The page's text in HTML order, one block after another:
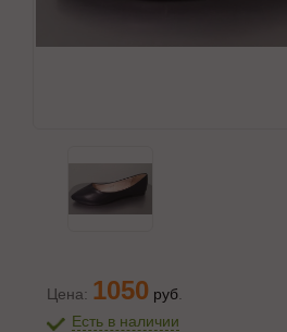
Цена: 1050 руб
Есть в наличии